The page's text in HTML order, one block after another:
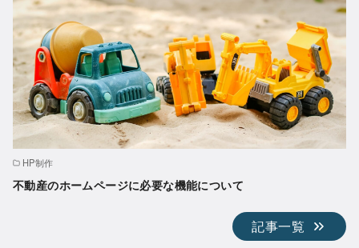
HP制作
不動産のホームページに必要な機能について
記事一覧